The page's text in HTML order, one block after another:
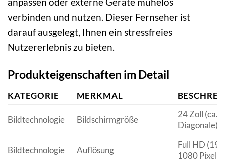
verbinden und nutzen. Dieser Fernseher ist
darauf ausgelegt, Ihnen ein stressfreies
Nutzererlebnis zu bieten.
Produkteigenschaften im Detail
KATEGORIE MERKMAL
Bildtechnologie Bildschirmgröße
24 Zoll (ca.
Diagonale)
Bildtechnologie Auflösung
Full HD
1080 Pixel)